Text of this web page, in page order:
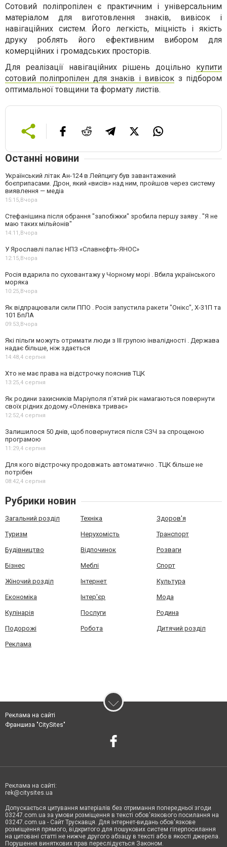
Сотовий поліпропілен є практичним і універсальним
матеріалом для виготовлення знаків, вивісок і
навігаційних систем. Його легкість, міцність і якість
друку роблять його ефективним вибором для
комерційних і громадських просторів.
Для реалізації навігаційних рішень доцільно купити
сотовий поліпропілен для знаків і вивісок з підбором
оптимальної товщини та формату листів.
Останні новини
Український літак Ан-124 в Лейпцигу був завантажений
боєприпасами. Дрон, який «висів» над ним, пройшов через систему
виявлення — медіа
15:15, Вчора
Стефанішина після обрання "запобіжки" зробила першу заяву . "Я не
маю таких мільйонів"
14:11, Вчора
У Ярославлі палає НПЗ «Славнєфть-ЯНОС»
12:15, Вчора
Росія вдарила по суховантажу у Чорному морі . Вбила українського
моряка
10:25, Вчора
Як відпрацювали сили ППО . Росія запустила ракети "Онікс", Х-31П та
101 БпЛА
09:53, Вчора
Які пільги можуть отримати люди з III групою інвалідності . Держава
надає більше, ніж здається
14:48,4 серпня
Хто не має права на відстрочку пояснив ТЦК
13:25,4 серпня
Як родини захисників Маріуполя пʼятий рік намагаються повернути
своїх рідних додому.«Оленівка триває»
12:52,4 серпня
Залишилося 50 днів, щоб повернутися після СЗЧ за спрощеною
програмою
11:29,4 серпня
Для кого відстрочку продовжать автоматично . ТЦК більше не
потрібен
08:42,4 серпня
Рубрики новин
Загальний розділ Техніка Здоров'я
Туризм Нерухомість Транспорт
Будівництво Відпочинок Розваги
Бізнес Меблі Спорт
Жіночий розділ Інтернет Культура
Економіка Інтер'єр Мода
Кулінарія Послуги Родина
Подорожі Робота Дитячий розділ
Реклама
Реклама на сайті
Франшиза "CitySites"
Реклама на сайті:
rek@citysites.ua
Допускається цитування матеріалів без отримання попередньої згоди
03247.com.ua за умови розміщення в тексті обов'язкового посилання на
03247.com.ua - Сайт Трускавця. Для інтернет-видань обов'язкове
розміщення прямого, відкритого для пошукових систем гіперпосилання
на цитовані статті не нижче другого абзацу в тексті або в якості джерела.
Порушення виняткових прав переслідується Законом.